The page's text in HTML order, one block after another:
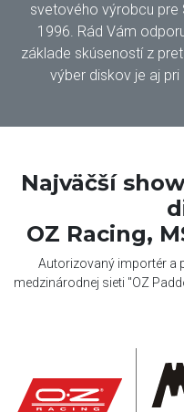
svetového výrobcu pre
1996. Rád Vám
základe skúseností z
výber diskov je aj
Najväčší
OZ Racing,
Autorizovaný importér a
medzinárodnej sieti "OZ